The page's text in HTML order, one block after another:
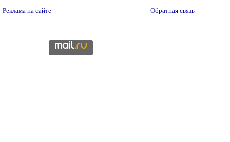
Реклама на сайте Обратная связь